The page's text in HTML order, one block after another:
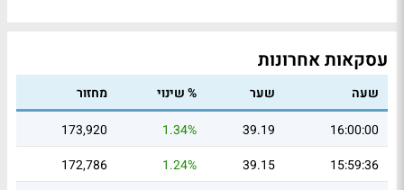
עסקאות אחרונות
שעה שער % שינוי
מחזור
16:00:00
39.19
1.34%
173,920
15:59:36
39.15
1.24%
172,786